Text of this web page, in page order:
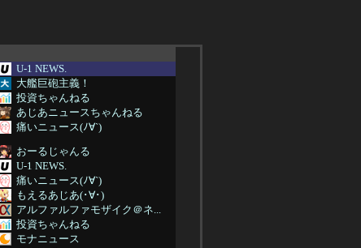
U-1 NEWS.
大艦巨砲主義！
投資ちゃんねる
あじあニュースちゃんねる
痛いニュース(ﾉ∀`)
おーるじゃんる
U-1 NEWS.
痛いニュース(ﾉ∀`)
もえるあじあ(･∀･)
アルファルファモザイク＠ネ...
投資ちゃんねる
モナニュース